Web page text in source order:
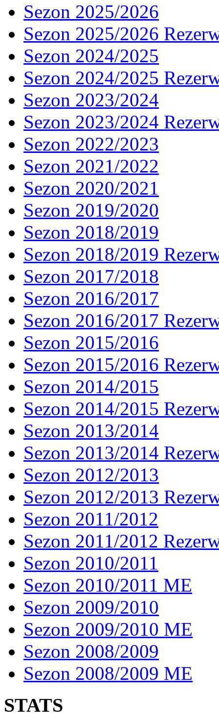
Sezon 2025/2026
Sezon 2025/2026
Sezon 2024/2025
Sezon 2024/2025
Sezon 2023/2024
Sezon 2023/2024
Sezon 2022/2023
Sezon 2021/2022
Sezon 2020/2021
Sezon 2019/2020
Sezon 2018/2019
Sezon 2018/2019
Sezon 2017/2018
Sezon 2016/2017
Sezon 2016/2017
Sezon 2015/2016
Sezon 2015/2016
Sezon 2014/2015
Sezon 2014/2015
Sezon 2013/2014
Sezon 2013/2014
Sezon 2012/2013
Sezon 2012/2013
Sezon 2011/2012
Sezon 2011/2012
Sezon 2010/2011
Sezon 2010/2011 ME
Sezon 2009/2010
Sezon 2009/2010 ME
Sezon 2008/2009
Sezon 2008/2009 ME
STATS